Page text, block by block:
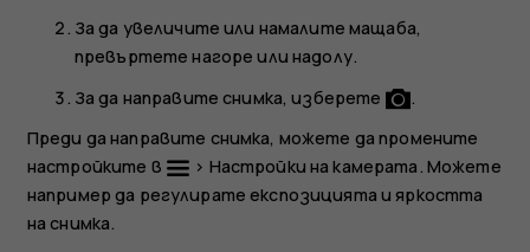
За да увеличите или намалите мащаба,
превъртете нагоре или надолу.
За да направите снимка, изберете
.
Преди да направите снимка, можете да промените
настройките в
> Настройки на камерата. Можете
например да регулирате експозицията и яркостта
на снимка.